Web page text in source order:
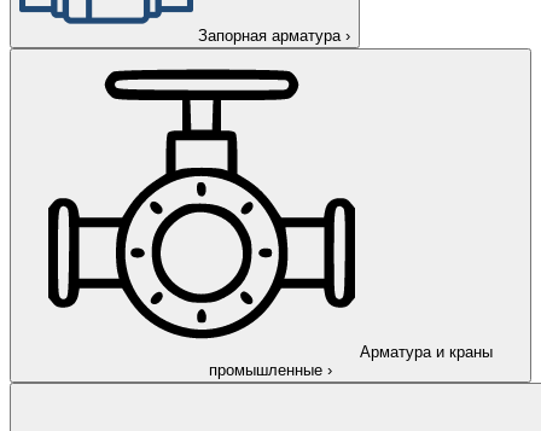
Запорная арматура ›
Арматура и краны
промышленные ›